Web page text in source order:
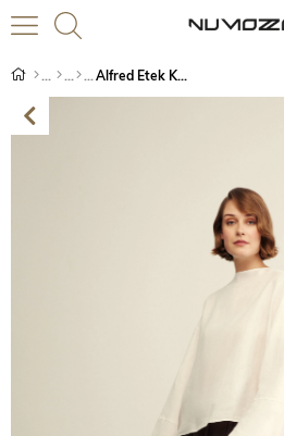
Alfred Etek Kahverengi